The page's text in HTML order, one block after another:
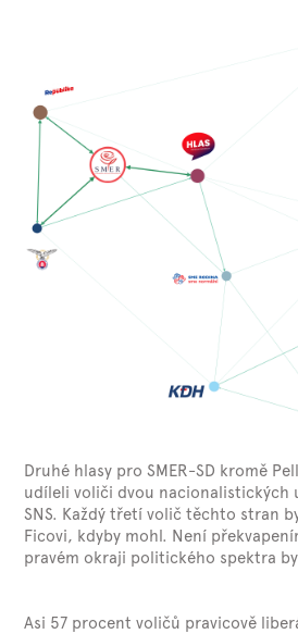
Druhé hlasy pro SMER-SD kromě
udíleli voliči dvou nacionalistických
SNS. Každý třetí volič těchto stran
Ficovi, kdyby mohl. Není
pravém okraji politického spektra
Asi 57 procent voličů pravicově